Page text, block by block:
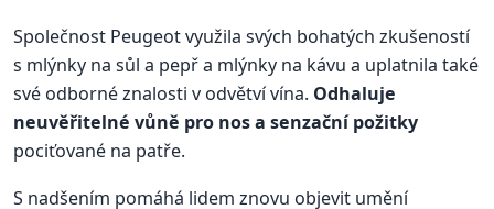
Společnost Peugeot využila svých bohatých zkušeností
s mlýnky na sůl a pepř a mlýnky na kávu a uplatnila také
své odborné znalosti v odvětví vína. Odhaluje
neuvěřitelné vůně pro nos a senzační požitky
pociťované na patře.
S nadšením pomáhá lidem znovu objevit umění